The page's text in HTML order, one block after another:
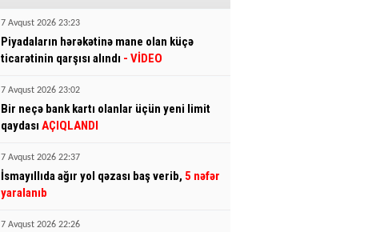
7 Avqust 2026 23:23
Piyadaların hərəkətinə mane olan küçə
ticarətinin qarşısı alındı - VİDEO
7 Avqust 2026 23:02
Bir neçə bank kartı olanlar üçün yeni limit
qaydası AÇIQLANDI
7 Avqust 2026 22:37
İsmayıllıda ağır yol qəzası baş verib, 5 nəfər
yaralanıb
7 Avqust 2026 22:26